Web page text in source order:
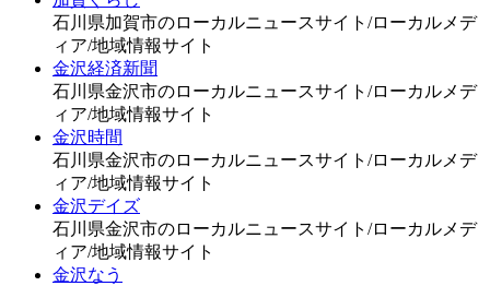
石川県加賀市のローカルニュースサイト/ローカルメデ
ィア/地域情報サイト
金沢経済新聞
石川県金沢市のローカルニュースサイト/ローカルメデ
ィア/地域情報サイト
金沢時間
石川県金沢市のローカルニュースサイト/ローカルメデ
ィア/地域情報サイト
金沢デイズ
石川県金沢市のローカルニュースサイト/ローカルメデ
ィア/地域情報サイト
金沢なう